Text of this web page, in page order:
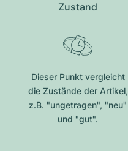
Zustand
Dieser Punkt vergleicht
die Zustände der Artikel,
z.B. "ungetragen", "neu"
und "gut".